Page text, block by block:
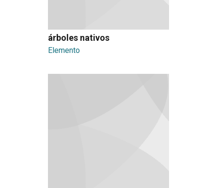
árboles nativos
Elemento